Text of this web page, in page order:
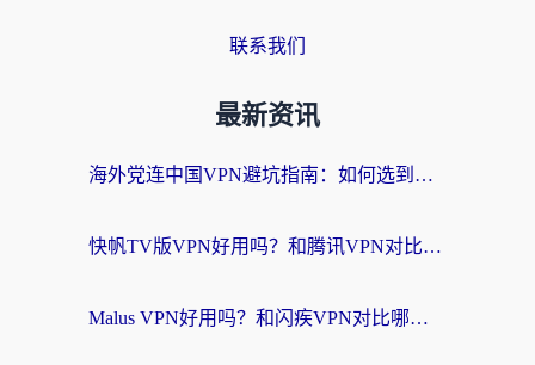
联系我们
最新资讯
海外党连中国VPN避坑指南：如何选到真正能无缝刷国内资源的加速器？
快帆TV版VPN好用吗？和腾讯VPN对比哪个回国效果更好？海外党必看的真实体验指南
Malus VPN好用吗？和闪疾VPN对比哪个回国效果更好？海外华人的实用避坑指南